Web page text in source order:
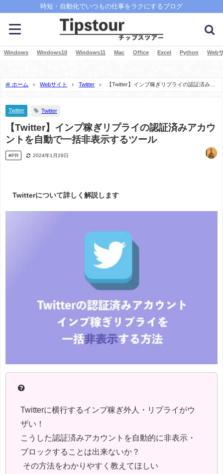
時短・自動化でいつもの仕事をラクにするブログ
Windows Windows10 Windows11 Mac Office Excel Python Web
ホーム Webサイト Twitter
【Twitter】インプ稼ぎリプライの認証済みア
Twitter Twitter
【Twitter】インプ稼ぎリプライの認証済みアカウ
ントを自動で一括非表示するツール
#PR 2024年1月29日
Twitterについて詳しく解説します
Twitterに横行するインプ稼ぎ外人・リプライがウ
ザい！
こうした認証済みアカウントを自動的に非表示・
ブロックすることは出来ないか？
その方法をわかりやすく教えてほしい